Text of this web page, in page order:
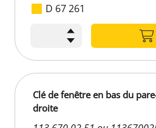
D 67 261
Clé de fenêtre en bas du
droite